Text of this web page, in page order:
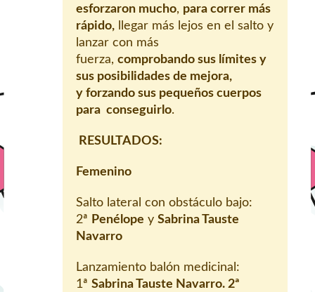
esforzaron mucho, para correr más
rápido, llegar más lejos en el salto y
lanzar con más
fuerza, comprobando sus límites y
sus posibilidades de mejora,
y forzando sus pequeños cuerpos
para conseguirlo.
RESULTADOS:
Femenino
Salto lateral con obstáculo bajo:
2ª Penélope y Sabrina Tauste
Navarro
Lanzamiento balón medicinal:
1ª Sabrina Tauste Navarro. 2ª